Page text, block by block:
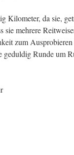
Kilometer, da sie,
sie mehrere
zum
geduldig Runde um